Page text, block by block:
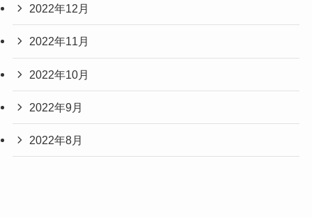
2022年12月
2022年11月
2022年10月
2022年9月
2022年8月